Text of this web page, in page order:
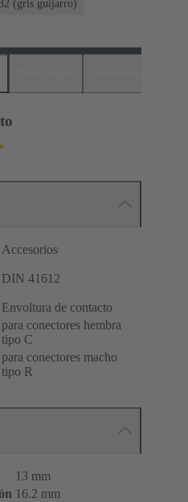
(gris guijarro)
Accesorios
DIN 41612
Envoltura de contacto
para conectores hembra
tipo C
para conectores macho
tipo R
13 mm
16.2 mm